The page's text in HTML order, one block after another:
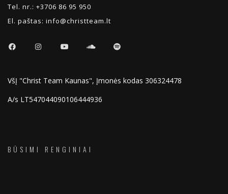
Tel. nr.: +3706 86 95 950
El. paštas: info@christteam.lt
VšĮ "Christ Team Kaunas", Įmonės kodas 306324478
A/s LT547044090106444936
BŪSIMI RENGINIAI